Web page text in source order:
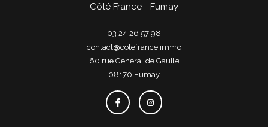
Côté France - Fumay
03 24 26 57 98
contact@cotefrance.immo
60 rue Général de Gaulle
08170
fumay